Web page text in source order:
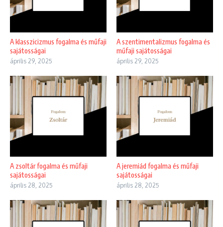
A klasszicizmus fogalma és műfaji
sajátosságai
április 29, 2025
A szentimentalizmus fogalma és
műfaji sajátosságai
április 29, 2025
A zsoltár fogalma és műfaji
sajátosságai
április 28, 2025
A jeremiád fogalma és műfaji
sajátosságai
április 28, 2025